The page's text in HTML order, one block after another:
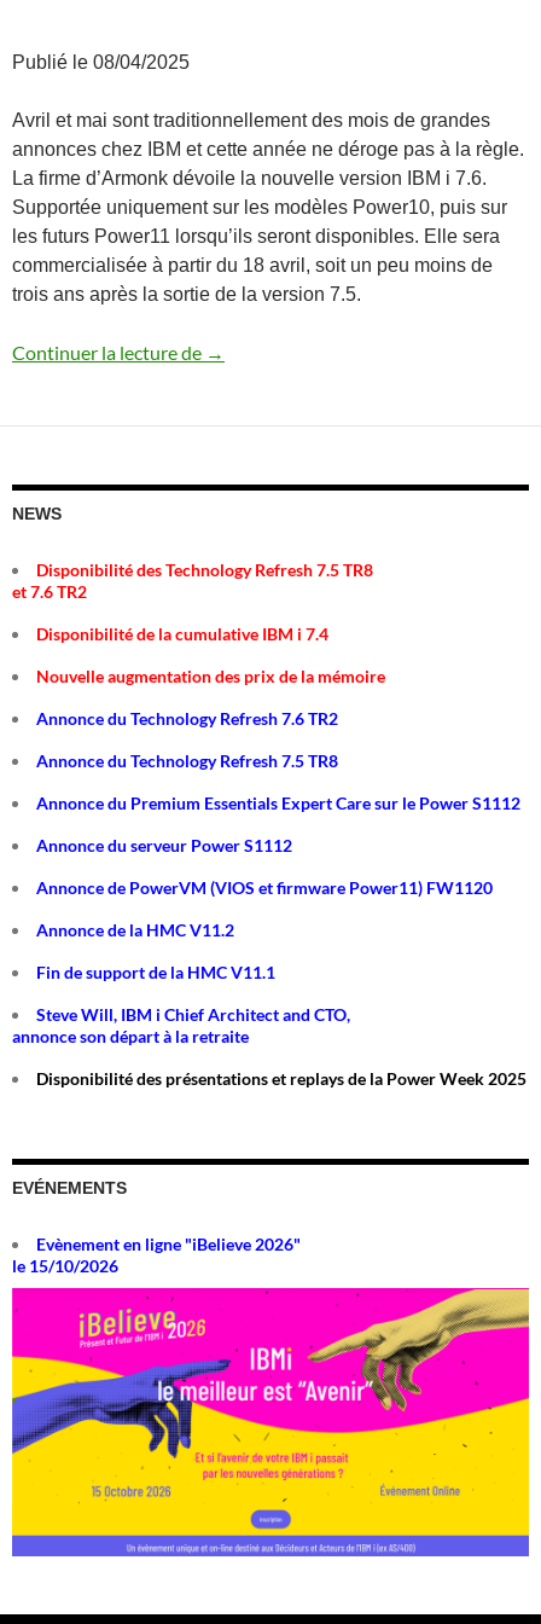
Publié le 08/04/2025
Avril et mai sont traditionnellement des mois de grandes
annonces chez IBM et cette année ne déroge pas à la règle.
La firme d’Armonk dévoile la nouvelle version IBM i 7.6.
Supportée uniquement sur les modèles Power10, puis sur
les futurs Power11 lorsqu’ils seront disponibles. Elle sera
commercialisée à partir du 18 avril, soit un peu moins de
trois ans après la sortie de la version 7.5.
Continuer la lecture de Annonce IBM i 7.6
→
NEWS
Disponibilité des Technology Refresh 7.5 TR8
et 7.6 TR2
Disponibilité de la cumulative IBM i 7.4
Nouvelle augmentation des prix de la mémoire
Annonce du Technology Refresh 7.6 TR2
Annonce du Technology Refresh 7.5 TR8
Annonce du Premium Essentials Expert Care sur le Power S1112
Annonce du serveur Power S1112
Annonce de PowerVM (VIOS et firmware Power11) FW1120
Annonce de la HMC V11.2
Fin de support de la HMC V11.1
Steve Will, IBM i Chief Architect and CTO,
annonce son départ à la retraite
Disponibilité des présentations et replays de la Power Week 2025
EVÉNEMENTS
Evènement en ligne "iBelieve 2026"
le 15/10/2026